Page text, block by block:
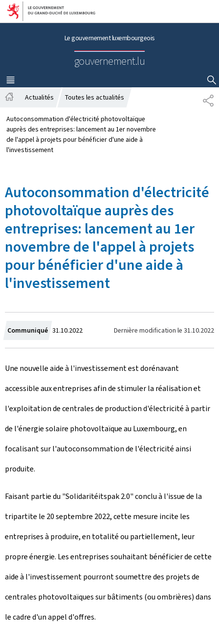
Aller au menu principal
Aller au contenu
Le gouvernement luxembourgeois
gouvernement.lu
MENU
PRINCIPAL
AFFICHER / MASQUER LA RECHERCHE
P
A
c
c
u
e
Actualités Toutes les actualités
Autoconsommation d'électricité photovoltaïque
auprès des entreprises: lancement au 1er novembre
de l'appel à projets pour bénéficier d'une aide à
l'investissement
Autoconsommation d'électricité
photovoltaïque auprès des
entreprises: lancement au 1er
novembre de l'appel à projets
pour bénéficier d'une aide à
l'investissement
Communiqué C
r
é
e
l
e
31.10.2022 Dernière modification le 31.10.2022
Une nouvelle aide à l'investissement est dorénavant
accessible aux entreprises afin de stimuler la réalisation et
l'exploitation de centrales de production d'électricité à partir
de l'énergie solaire photovoltaïque au Luxembourg, en
focalisant sur l'autoconsommation de l'électricité ainsi
produite.
Faisant partie du "Solidaritéitspak 2.0" conclu à l'issue de la
tripartite le 20 septembre 2022, cette mesure incite les
entreprises à produire, en totalité ou partiellement, leur
propre énergie. Les entreprises souhaitant bénéficier de cette
aide à l'investissement pourront soumettre des projets de
centrales photovoltaïques sur bâtiments (ou ombrières) dans
le cadre d'un appel d'offres.